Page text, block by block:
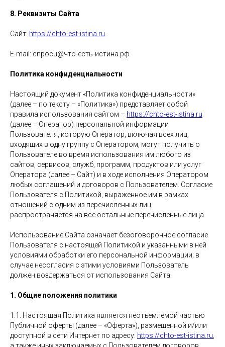
8. Реквизиты Сайта
Сайт: https://chto-est-istina.ru
E-mail: cnpocu@что-есть-истина.рф
Политика конфиденциальности
Настоящий документ «Политика конфиденциальности»
(далее – по тексту – «Политика») представляет собой
правила использования сайтом – https://chto-est-istina.ru
(далее – Оператор) персональной информации
Пользователя, которую Оператор, включая всех лиц,
входящих в одну группу с Оператором, могут получить о
Пользователе во время использования им любого из
сайтов, сервисов, служб, программ, продуктов или услуг
Оператора (далее – Сайт) и в ходе исполнения Оператором
любых соглашений и договоров с Пользователем. Согласие
Пользователя с Политикой, выраженное им в рамках
отношений с одним из перечисленных лиц,
распространяется на все остальные перечисленные лица.
Использование Сайта означает безоговорочное согласие
Пользователя с настоящей Политикой и указанными в ней
условиями обработки его персональной информации; в
случае несогласия с этими условиями Пользователь
должен воздержаться от использования Сайта.
1. Общие положения политики
1.1. Настоящая Политика является неотъемлемой частью
Публичной оферты (далее – «Оферта»), размещенной и/или
доступной в сети Интернет по адресу: https://chto-est-istina.ru,